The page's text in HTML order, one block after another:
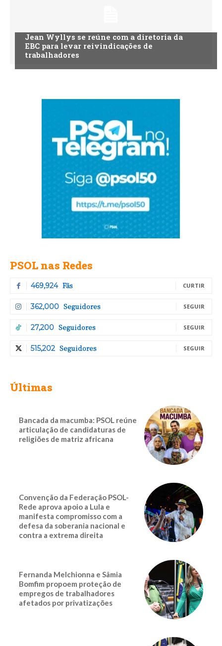
Jean Wyllys se reúne com a diretoria da
EBC para levar reivindicações de
trabalhadores
PSOL nas Redes
469,924 Fãs CURTIR
362,000 Seguidores SEGUIR
27,200 Seguidores SEGUIR
515,202 Seguidores SEGUIR
Últimas
Bancada da macumba: PSOL reúne
articulação de candidaturas de
religiões de matriz africana
Convenção da Federação PSOL-
Rede aprova apoio a Lula e
manifesta compromisso com a
defesa da soberania nacional e
contra a extrema direita
Fernanda Melchionna e Sâmia
Bomfim propoem proteção de
empregos de trabalhadores
afetados por privatizações